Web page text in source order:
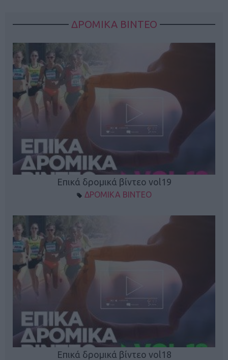
ΔΡΟΜΙΚΑ ΒΙΝΤΕΟ
Επικά δρομικά βίντεο vol19
ΔΡΟΜΙΚΑ ΒΙΝΤΕΟ
Επικά δρομικά βίντεο vol18